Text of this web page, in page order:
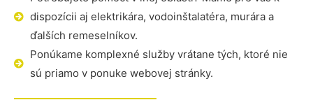
dispozícii aj elektrikára, vodoinštalatéra, murára a
ďalších remeselníkov.
Ponúkame komplexné služby vrátane tých, ktoré nie
sú priamo v ponuke webovej stránky.